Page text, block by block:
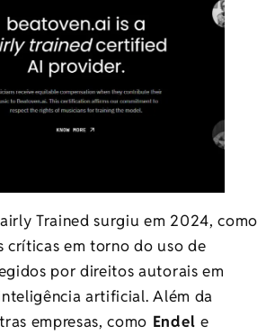
Trained surgiu em 2024, como
críticas em torno do uso de
por direitos autorais em
artificial. Além da
empresas, como Endel e